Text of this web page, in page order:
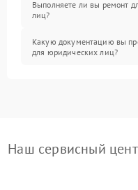
Выполняете ли вы ремонт
лиц?
Какую документацию вы
для юридических лиц?
Наш сервисный